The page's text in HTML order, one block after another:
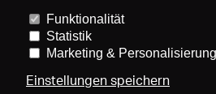
Preise und Mitgliedschaften
Mediadaten
Über uns Impressum
Funktionalität
Statistik
Marketing & Personalisierung
Einstellungen speichern